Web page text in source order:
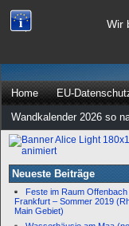
Wir
dann
Home EU-
Wandkalender 2026 so
Neueste Beiträge
Feste im Raum Offenbach
Frankfurt – Sommer 2019
Main Gebiet)